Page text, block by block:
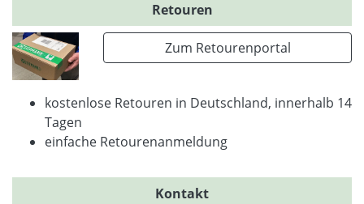
Retouren
Zum Retourenportal
kostenlose Retouren in Deutschland, innerhalb 14
Tagen
einfache Retourenanmeldung
Kontakt